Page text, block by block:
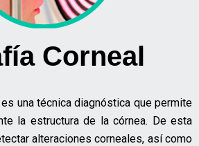
Corneal
una técnica diagnóstica que permite
la estructura de la córnea. De esta
alteraciones corneales, así como